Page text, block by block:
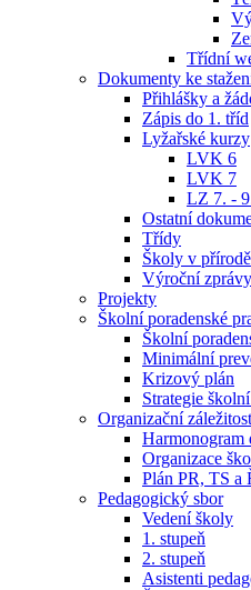
Třídní
Dokumenty ke
Přihlášky a
Zápis do 1. tříd
Lyžařské kurzy
LVK 6
LVK 7
LZ 7. -
Ostatní
Třídy
Školy v přírodě
Výroční
Projekty
Školní poradenské
Školní
Minimální
Krizový plán
Strategie
Organizační
Harmonogram
Organizace
Plán PR, TS a
Pedagogický sbor
Vedení školy
1. stupeň
2. stupeň
Asistenti